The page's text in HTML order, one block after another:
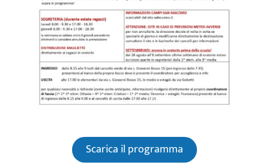
Scarica il programma